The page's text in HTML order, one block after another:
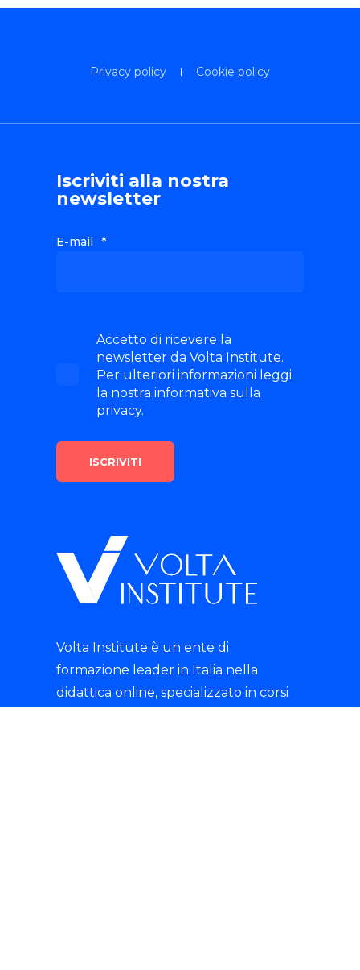
Privacy policy Cookie policy
Iscriviti alla nostra
newsletter
E-mail *
Accetto di ricevere la
newsletter da Volta Institute.
Per ulteriori informazioni leggi
la nostra informativa sulla
privacy.
Volta Institute è un ente di
formazione leader in Italia nella
didattica online, specializzato in corsi